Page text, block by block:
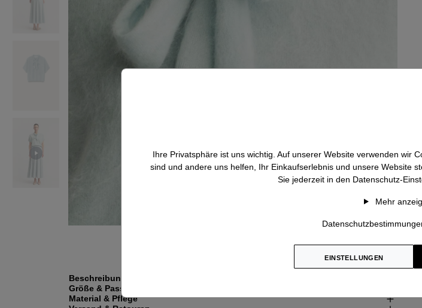
Beschreibung
Größe & Passform
Material & Pflege
Ihre Privatsphäre ist uns wichtig. Auf unserer Website verwenden wir
sind und andere uns helfen, Ihr Einkaufserlebnis und unsere Website
Sie jederzeit in den Datenschutz-
Mehr
EINSTELLUNGEN